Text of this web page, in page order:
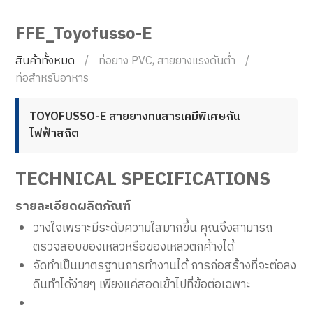
FFE_Toyofusso-E
สินค้าทั้งหมด
ท่อยาง PVC, สายยางแรงดันต่ำ
ท่อสำหรับอาหาร
TOYOFUSSO-E สายยางทนสารเคมีพิเศษกัน
ไฟฟ้าสถิต
TECHNICAL SPECIFICATIONS
รายละเอียดผลิตภัณฑ์
วางใจเพราะมีระดับความใสมากขึ้น คุณจึงสามารถ
ตรวจสอบของเหลวหรือของเหลวตกค้างได้
จัดทำเป็นมาตรฐานการทำงานได้ การก่อสร้างที่จะต่อลง
ดินทำได้ง่ายๆ เพียงแค่สอดเข้าไปที่ข้อต่อเฉพาะ